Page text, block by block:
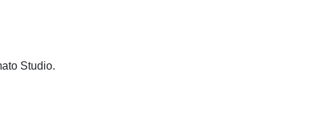
Studio.